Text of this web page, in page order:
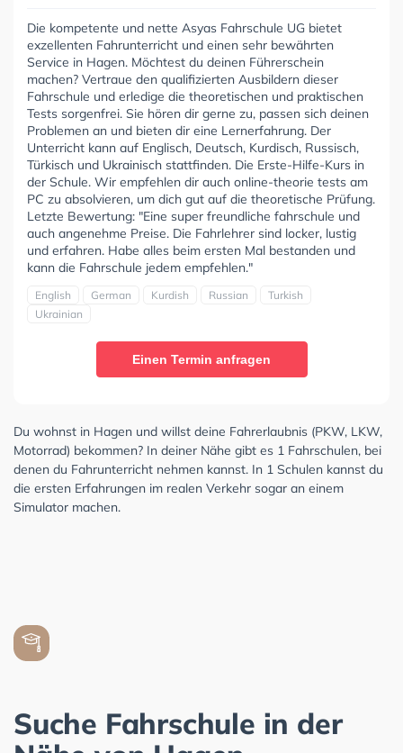
Die kompetente und nette Asyas Fahrschule UG bietet
exzellenten Fahrunterricht und einen sehr bewährten
Service in Hagen. Möchtest du deinen Führerschein
machen? Vertraue den qualifizierten Ausbildern dieser
Fahrschule und erledige die theoretischen und praktischen
Tests sorgenfrei. Sie hören dir gerne zu, passen sich deinen
Problemen an und bieten dir eine Lernerfahrung. Der
Unterricht kann auf Englisch, Deutsch, Kurdisch, Russisch,
Türkisch und Ukrainisch stattfinden. Die Erste-Hilfe-Kurs in
der Schule. Wir empfehlen dir auch online-theorie tests am
PC zu absolvieren, um dich gut auf die theoretische Prüfung.
Letzte Bewertung: "Eine super freundliche fahrschule und
auch angenehme Preise. Die Fahrlehrer sind locker, lustig
und erfahren. Habe alles beim ersten Mal bestanden und
kann die Fahrschule jedem empfehlen."
English German Kurdish Russian
Turkish
Ukrainian
Einen Termin anfragen
Du wohnst in Hagen und willst deine Fahrerlaubnis (PKW, LKW,
Motorrad) bekommen? In deiner Nähe gibt es 1 Fahrschulen, bei
denen du Fahrunterricht nehmen kannst. In 1 Schulen kannst du
die ersten Erfahrungen im realen Verkehr sogar an einem
Simulator machen.
Suche Fahrschule in der